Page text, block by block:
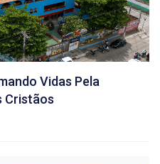
Vidas Pela
Cristãos